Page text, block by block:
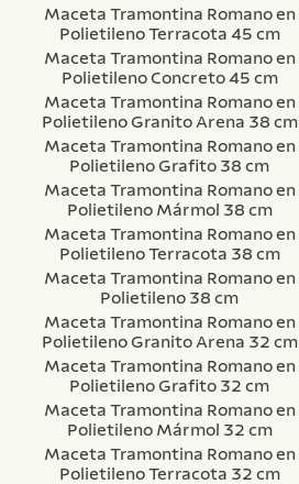
Maceta Tramontina Romano en
Polietileno Terracota 45 cm
Maceta Tramontina Romano en
Polietileno Concreto 45 cm
Maceta Tramontina Romano en
Polietileno Granito Arena 38 cm
Maceta Tramontina Romano en
Polietileno Grafito 38 cm
Maceta Tramontina Romano en
Polietileno Mármol 38 cm
Maceta Tramontina Romano en
Polietileno Terracota 38 cm
Maceta Tramontina Romano en
Polietileno 38 cm
Maceta Tramontina Romano en
Polietileno Granito Arena 32 cm
Maceta Tramontina Romano en
Polietileno Grafito 32 cm
Maceta Tramontina Romano en
Polietileno Mármol 32 cm
Maceta Tramontina Romano en
Polietileno Terracota 32 cm